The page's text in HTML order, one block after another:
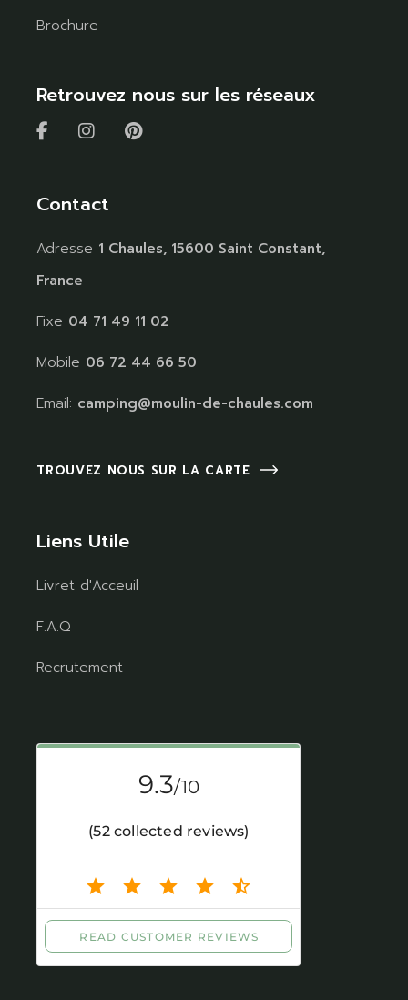
Brochure
Retrouvez nous sur les réseaux
Contact
Adresse 1 Chaules, 15600 Saint Constant,
France
Fixe 04 71 49 11 02
Mobile 06 72 44 66 50
Email: camping@moulin-de-chaules.com
TROUVEZ NOUS SUR LA CARTE
Liens Utile
Livret d'Acceuil
F.A.Q
Recrutement